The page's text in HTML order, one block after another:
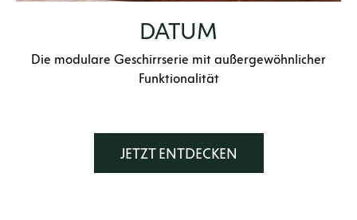
DATUM
Die modulare Geschirrserie mit außergewöhnlicher
Funktionalität
JETZT ENTDECKEN